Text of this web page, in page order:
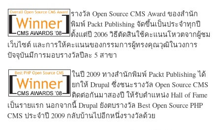
รางวัล Open Source CMS Award ของสำนัก
พิมพ์ Packt Publishing จัดขึ้นเป็นประจำทุกปี
ตั้งแต่ปี 2006 วิธีตัดสินใช้คะแนนโหวตจากผู้ชม
เว็บไซต์ และการให้คะแนนของกรรมการผู้ทรงคุณวุฒิในวงการ
ปัจจุบันมีการมอบรางวัลปีละ 5 สาขา
ในปี 2009 ทางสำนักพิมพ์ Packt Publishing ได้
ยกให้ Drupal ซึ่งชนะรางวัล Open Source CMS
ติดต่อกันมาสองปี ให้รับตำแหน่ง Hall of Fame
เป็นรายแรก นอกจากนี้ Drupal ยังตบรางวัล Best Open Source PHP
CMS ประจำปี 2009 กลับบ้านไปอีกหนึ่งรางวัลด้วย